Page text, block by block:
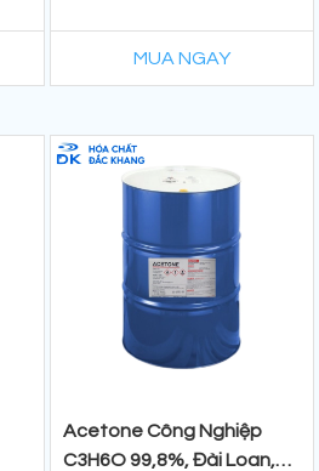
MUA NGAY
Acetone Công Nghiệp
C3H6O 99,8%, Đài Loan,